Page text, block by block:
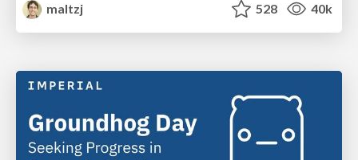
maltzj
528 40k